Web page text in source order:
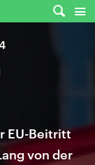
EU-Beitritt
von der